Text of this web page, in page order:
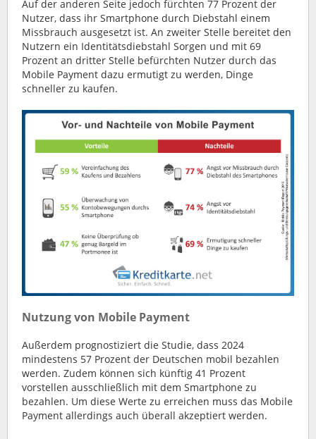
Auf der anderen Seite jedoch fürchten 77 Prozent der
Nutzer, dass ihr Smartphone durch Diebstahl einem
Missbrauch ausgesetzt ist. An zweiter Stelle bereitet den
Nutzern ein Identitätsdiebstahl Sorgen und mit 69
Prozent an dritter Stelle befürchten Nutzer durch das
Mobile Payment dazu ermutigt zu werden, Dinge
schneller zu kaufen.
Nutzung von Mobile Payment
Außerdem prognostiziert die Studie, dass 2024
mindestens 57 Prozent der Deutschen mobil bezahlen
werden. Zudem können sich künftig 41 Prozent
vorstellen ausschließlich mit dem Smartphone zu
bezahlen. Um diese Werte zu erreichen muss das Mobile
Payment allerdings auch überall akzeptiert werden.